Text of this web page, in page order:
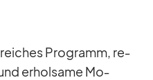
Pro­gramm, re­
er­hol­same Mo­